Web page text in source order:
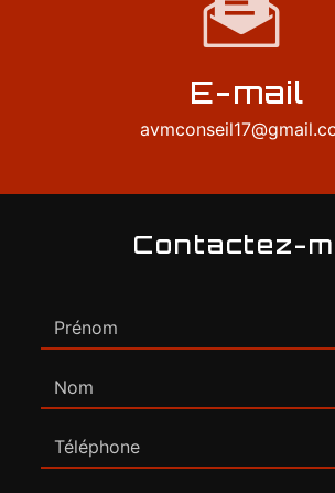
E-mail
Contactez-